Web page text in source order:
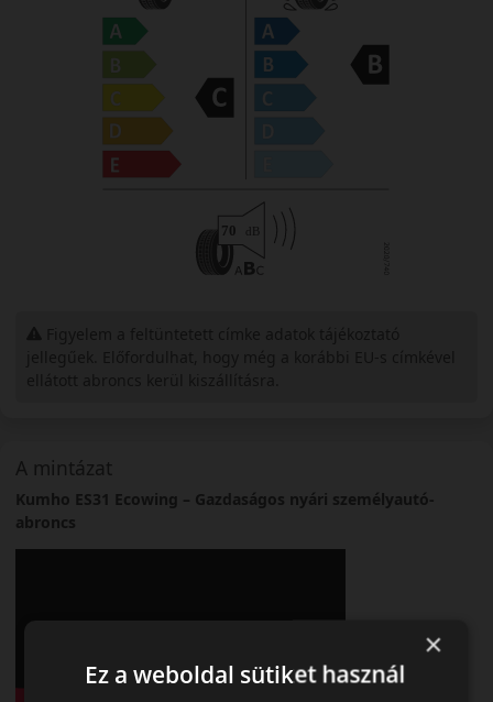
A mintázat
Kumho ES31 Ecowing – Gazdaságos nyári személyautó-
abroncs
×
Ez a weboldal sütiket használ